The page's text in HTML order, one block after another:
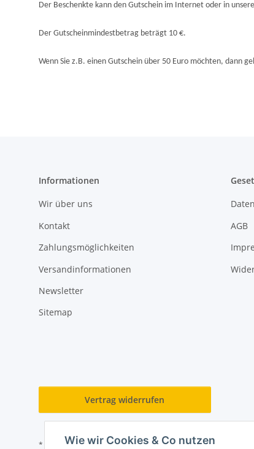
Wie wir Cookies & Co nutzen
Der Beschenkte kann den Gutschein im Internet oder in
Der Gutscheinmindestbetrag beträgt 10 €.
Wenn Sie z.B. einen Gutschein über 50 Euro möchten, dann
Informationen
Wir über uns
Kontakt
Zahlungsmöglichkeiten
Versandinformationen
Newsletter
Sitemap
AGB
Vertrag widerrufen
* Alle Preise inkl. gesetzlicher USt., zzgl. Versand